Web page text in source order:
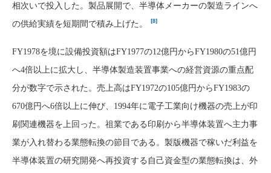
相次いで投入した。製品展開で、半導体メーカーの製造ラインへ
の供給実績を短期間で積み上げた。
[8]
FY1978を境に設備投資額はFY1977の12億円からFY1980の51億円
へ4倍以上に拡大し、半導体製造装置事業への経営資源の重点配
分が数字で示された。売上高はFY1972の105億円からFY1983の
670億円へ6倍以上に伸び、1994年に電子工業向け機器の売上が印
刷関連機器を上回った。祖業である印刷から半導体装置へ主力事
業が入れ替わる業態転換の節目である。製版機器で稼いだ利益を
半導体装置の研究開発へ再投資する自己資金型の業態転換は、外